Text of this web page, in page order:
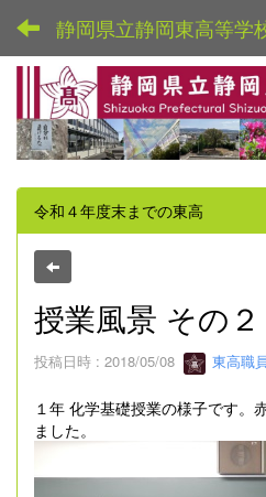
静岡県立静岡東高等学
令和４年度末までの東高
授業風景 その２
投稿日時 : 2018/05/08 東高職員
１年 化学基礎授業の様子です。
ました。